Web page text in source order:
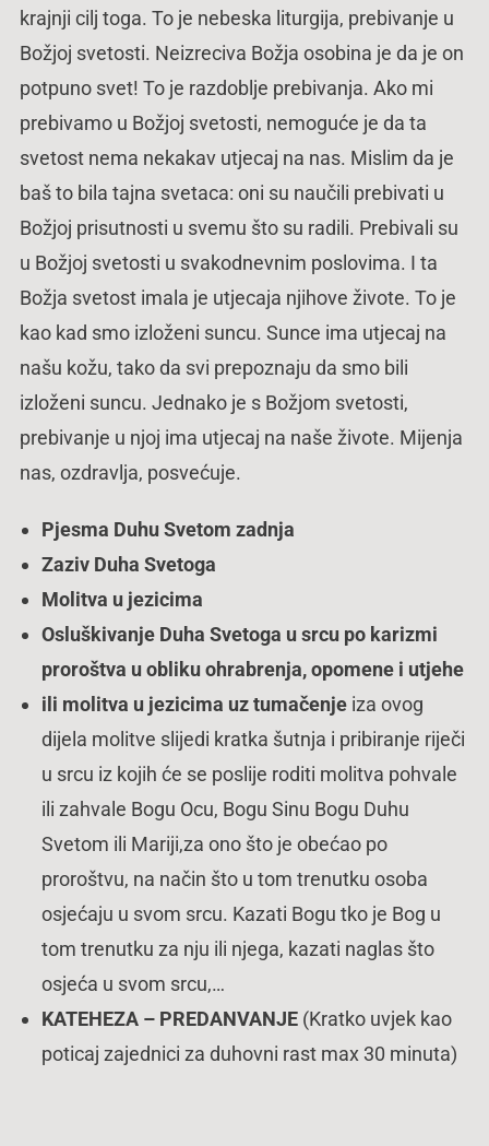
krajnji cilj toga. To je nebeska liturgija, prebivanje u
Božjoj svetosti. Neizreciva Božja osobina je da je on
potpuno svet! To je razdoblje prebivanja. Ako mi
prebivamo u Božjoj svetosti, nemoguće je da ta
svetost nema nekakav utjecaj na nas. Mislim da je
baš to bila tajna svetaca: oni su naučili prebivati u
Božjoj prisutnosti u svemu što su radili. Prebivali su
u Božjoj svetosti u svakodnevnim poslovima. I ta
Božja svetost imala je utjecaja njihove živote. To je
kao kad smo izloženi suncu. Sunce ima utjecaj na
našu kožu, tako da svi prepoznaju da smo bili
izloženi suncu. Jednako je s Božjom svetosti,
prebivanje u njoj ima utjecaj na naše živote. Mijenja
nas, ozdravlja, posvećuje.
Pjesma Duhu Svetom zadnja
Zaziv Duha Svetoga
Molitva u jezicima
Osluškivanje Duha Svetoga u srcu po karizmi
proroštva u obliku ohrabrenja, opomene i utjehe
ili molitva u jezicima uz tumačenje iza ovog
dijela molitve slijedi kratka šutnja i pribiranje riječi
u srcu iz kojih će se poslije roditi molitva pohvale
ili zahvale Bogu Ocu, Bogu Sinu Bogu Duhu
Svetom ili Mariji,za ono što je obećao po
proroštvu, na način što u tom trenutku osoba
osjećaju u svom srcu. Kazati Bogu tko je Bog u
tom trenutku za nju ili njega, kazati naglas što
osjeća u svom srcu,…
KATEHEZA – PREDANVANJE (Kratko uvjek kao
poticaj zajednici za duhovni rast max 30 minuta)